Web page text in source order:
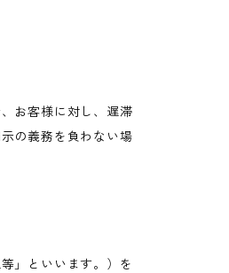
お客様に対し、遅滞
の義務を負わない場
」といいます。）を